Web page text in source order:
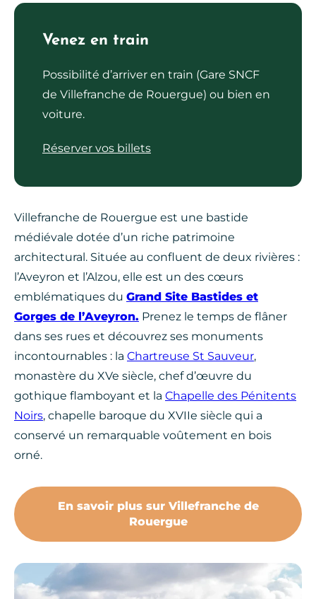
Venez en train
Possibilité d’arriver en train (Gare SNCF
de Villefranche de Rouergue) ou bien en
voiture.
Réserver vos billets
Villefranche de Rouergue est une bastide
médiévale dotée d’un riche patrimoine
architectural. Située au confluent de deux rivières :
l’Aveyron et l’Alzou, elle est un des cœurs
emblématiques du Grand Site Bastides et
Gorges de l’Aveyron. Prenez le temps de flâner
dans ses rues et découvrez ses monuments
incontournables : la Chartreuse St Sauveur,
monastère du XVe siècle, chef d’œuvre du
gothique flamboyant et la Chapelle des Pénitents
Noirs, chapelle baroque du XVIIe siècle qui a
conservé un remarquable voûtement en bois
orné.
En savoir plus sur Villefranche de
Rouergue